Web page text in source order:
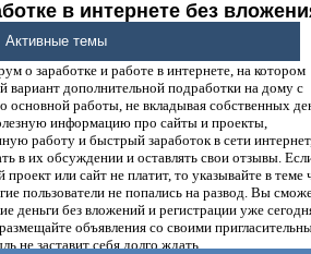
в интернете без
денег.
о заработке и работе в интернете, на котором
дополнительной подработки на дому с
работы, не вкладывая собственных
информацию про сайты и проекты,
работу и быстрый заработок в сети
в их обсуждении и оставлять свои отзывы.
или сайт не платит, то указывайте в теме
пользователи не попались на развод. Вы
деньги без вложений и регистрации уже
объявления со своими
не заставит себя долго ждать.
Активные темы